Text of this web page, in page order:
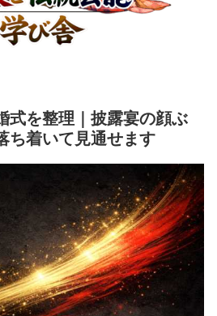
式を整理｜披露宴の顔ぶ
ち着いて見通せます